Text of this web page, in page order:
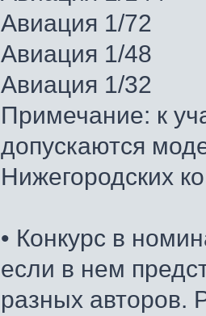
Авиация 1/72
Авиация 1/48
Авиация 1/32
Примечание: к
допускаются
Нижегородских
• Конкурс в
если в нем
разных авторов.